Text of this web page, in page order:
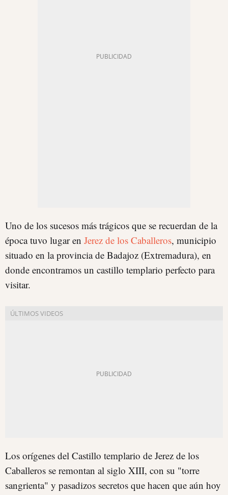
Uno de los sucesos más trágicos que se recuerdan de la
época tuvo lugar en Jerez de los Caballeros, municipio
situado en la provincia de Badajoz (Extremadura), en
donde encontramos un castillo templario perfecto para
visitar.
Los orígenes del Castillo templario de Jerez de los
Caballeros se remontan al siglo XIII, con su "torre
sangrienta" y pasadizos secretos que hacen que aún hoy